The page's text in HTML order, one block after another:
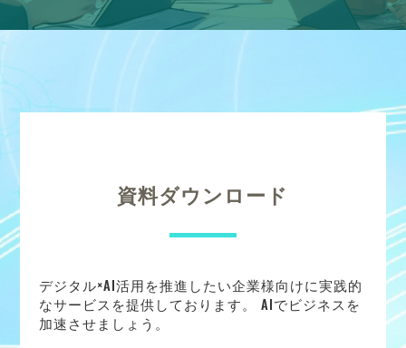
資料ダウンロード
デジタル×AI活用を推進したい企業様向けに実践的
なサービスを提供しております。 AIでビジネスを
加速させましょう。